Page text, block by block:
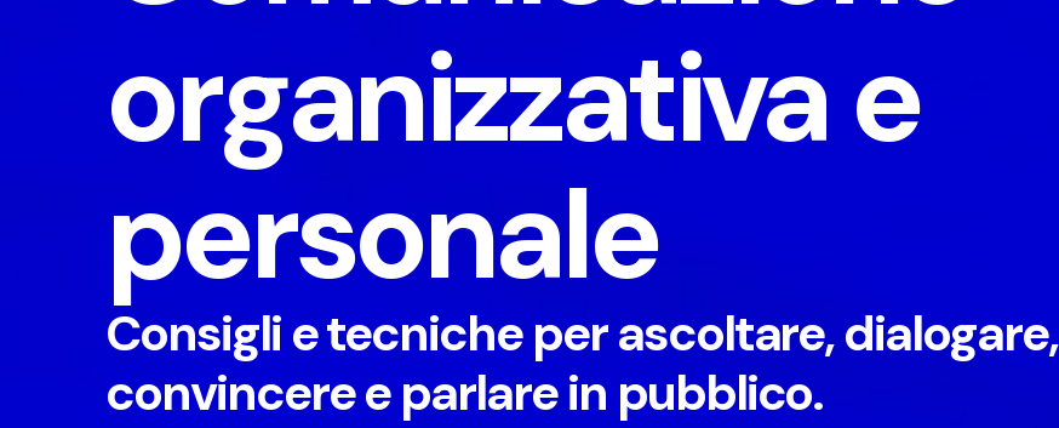
organizzativa e
personale
Consigli e tecniche per ascoltare, dialogare,
convincere e parlare in pubblico.